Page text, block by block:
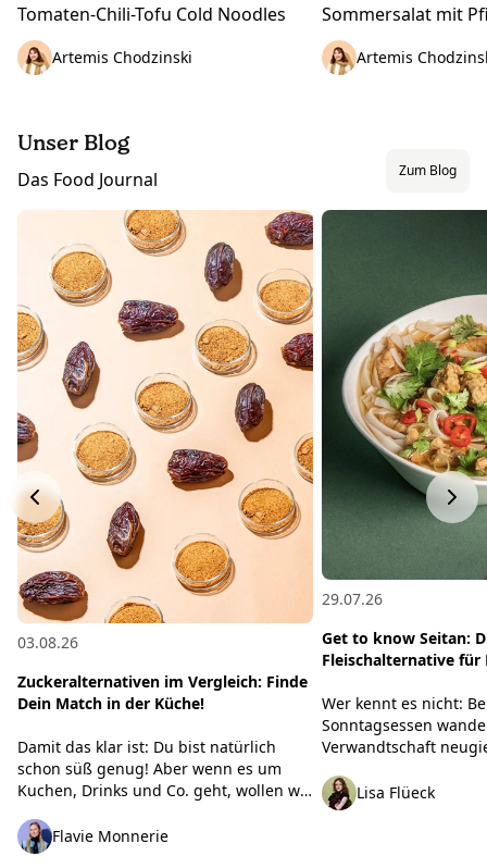
Tomaten-Chili-Tofu Cold Noodles
Artemis Chodzinski
Sommersalat mit
Artemis
Unser Blog
Das Food Journal Zum Blog
03.08.26
Zuckeralternativen im Vergleich: Finde
Dein Match in der Küche!
Damit das klar ist: Du bist natürlich
schon süß genug! Aber wenn es um
Kuchen, Drinks und Co. geht, wollen wir
Süße. Egal, ob Du Haushaltszucker
reduzieren oder einfach neue
Flavie Monnerie
29.07.26
Get to know Seitan:
Fleischalternative für
Wer kennt es nicht:
Sonntagsessen
Verwandtschaft
kommen die
nicht total stark
Lisa Flüeck